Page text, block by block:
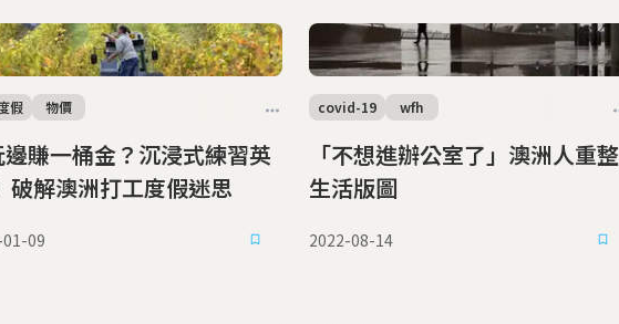
賺一桶金？沉浸式練習英
破解澳洲打工度假迷思
假 物價
09
「不想進辦公室了」澳洲人重整
生活版圖
covid-19 wfh
2022-08-14